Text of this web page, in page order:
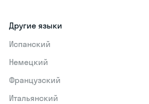
Другие языки
Испанский
Немецкий
Французский
Итальянский